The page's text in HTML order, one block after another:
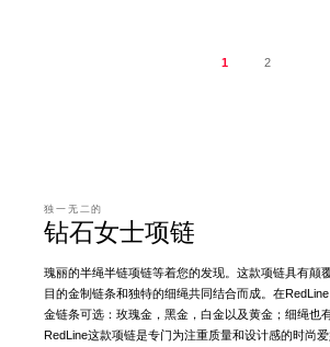
1 2
独一无二的
钻石女士项链
瑰丽的半绳半链项链等着您的发现。这款项链具有颠
目的金制链条和独特的细绳共同结合而成。在
金链条可选：玫瑰金，黑金，白金以及黄金；细绳也
RedLine这款项链是专门为注重质量和设计感的时尚